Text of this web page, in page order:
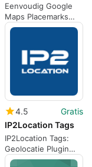
Eenvoudig Google
Maps Placemarks
voor WordPress
4.5
Gratis
IP2Location Tags
IP2Location Tags:
Geolocatie Plugin
voor WordPress